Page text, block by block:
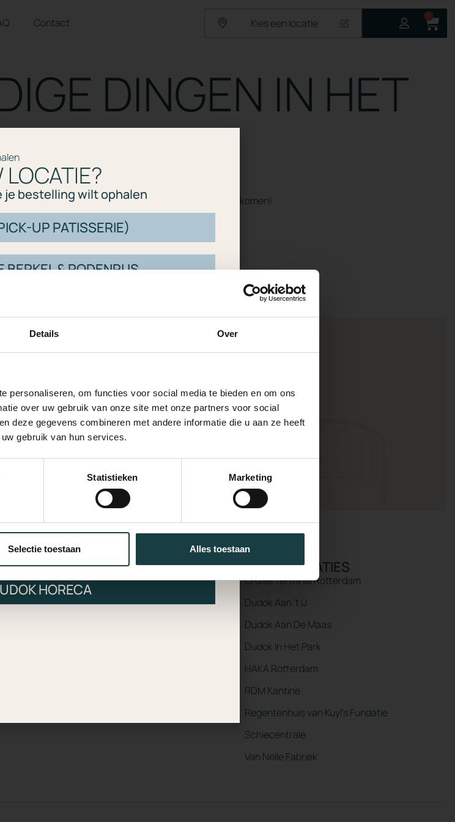
Details Over
personaliseren, om functies voor social media te bieden en om ons
over uw gebruik van onze site met onze partners voor social
deze gegevens combineren met andere informatie die u aan ze heeft
gebruik van hun services.
Statistieken Marketing
Selectie toestaan Alles toestaan
Contact Kies een locatie
DINGEN IN HET
wordt momenteel gebouwd en zal binnenkort online komen!
OP DENIEUWSBRIEF
en als eerste op de hoogte zijn van bijvoorbeeld nieuwe
je dan aan voor onze nieuwsbrief.
Meld je hier aan
HORECA VESTIGINGEN
Dudok Rotterdam
Dudok Den Haag
EVENT LOCATIES
Cruise Terminal Rotterdam
Dudok Aan ’t IJ
Dudok Aan De Maas
Dudok In Het Park
HAKA Rotterdam
RDM Kantine
Regentenhuis van Kuyl’s Fundatie
Schiecentrale
Van Nelle Fabriek
je bestelling wilt ophalen
UP PATISSERIE)
BERKEL & RODENRIJS
DEN HAAG CS
LEIDEN CS
ROTTERDAM CS
ROTTERDAM MEENT
UTRECHT CS
UP)
HORECA